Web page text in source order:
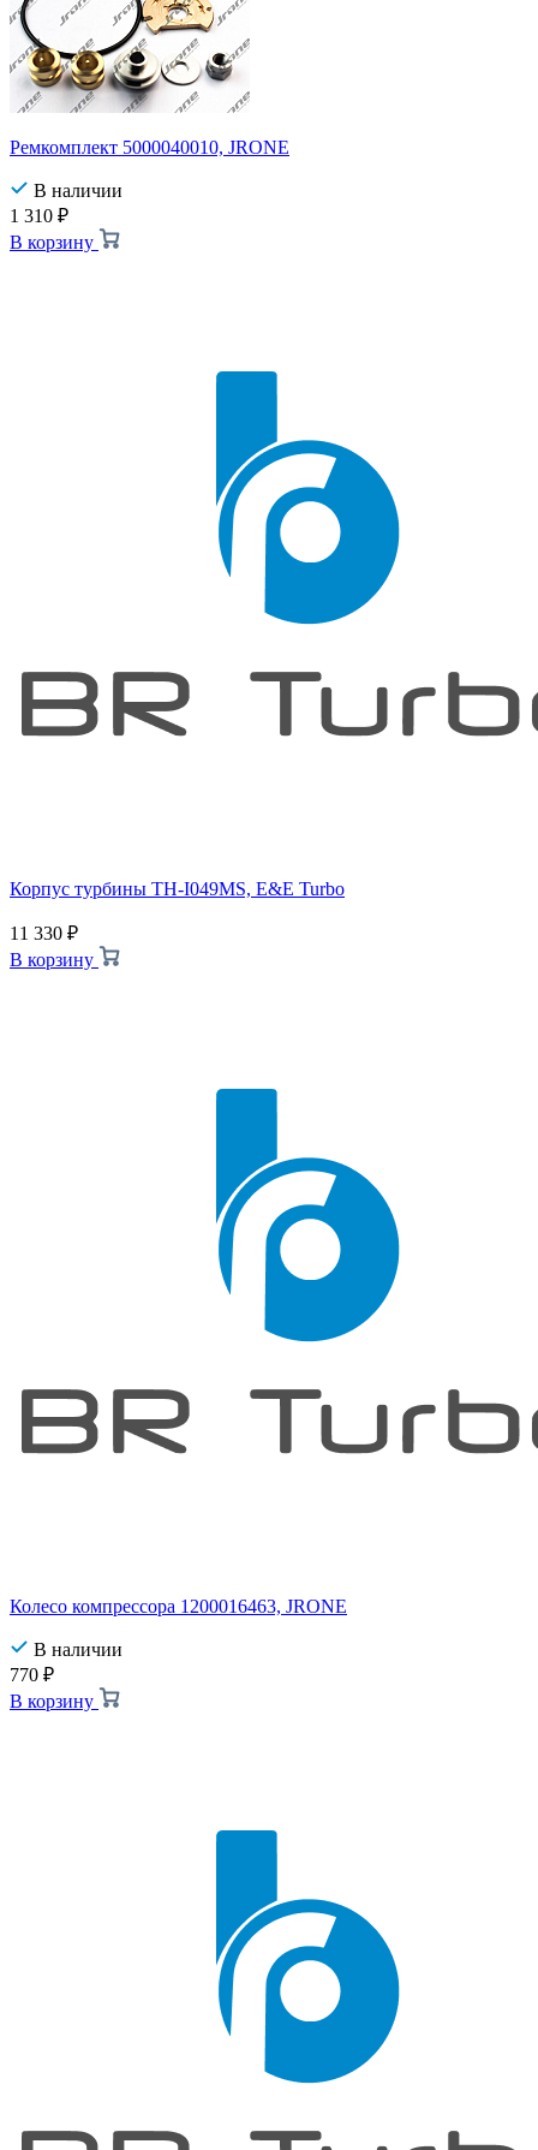
Ремкомплект 5000040010, JRONE
В наличии
1 310 ₽
В корзину
Корпус турбины TH-I049MS, E&E Turbo
11 330 ₽
В корзину
Колесо компрессора 1200016463, JRONE
В наличии
770 ₽
В корзину